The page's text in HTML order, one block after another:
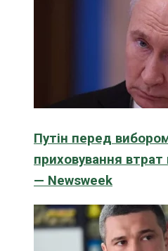
Путін перед
приховування втрат
— Newsweek